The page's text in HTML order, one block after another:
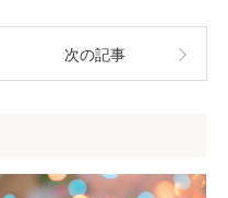
次の記事